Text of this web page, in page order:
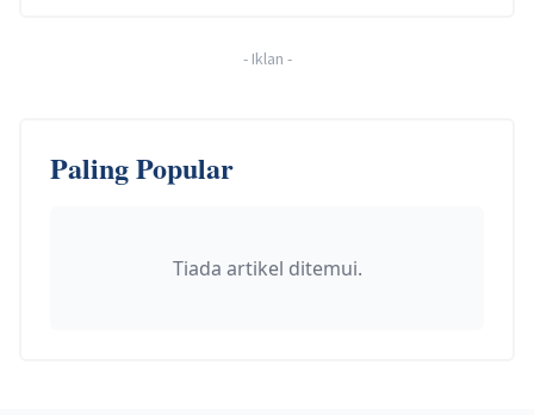
- Iklan -
Paling Popular
Tiada artikel ditemui.